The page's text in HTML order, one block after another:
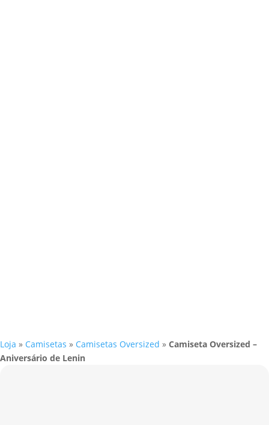
Loja » Camisetas » Camisetas Oversized » Camiseta Oversized –
Aniversário de Lenin